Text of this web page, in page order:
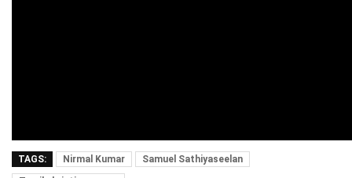
TAGS: Nirmal Kumar
Samuel Sathiyaseelan